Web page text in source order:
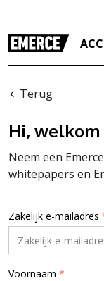
Terug
Hi, welkom
Neem een
whitepapers en
Zakelijk e-mailadres
Voornaam *